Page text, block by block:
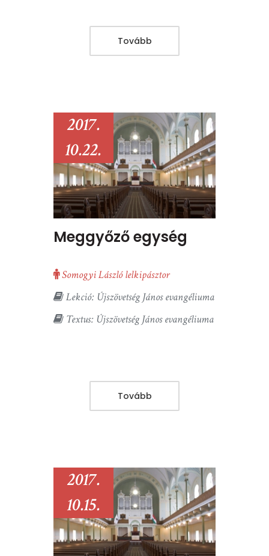
Tovább
Meggyőző egység
2017.
10.22.
Somogyi László lelkipásztor
Lekció: Újszövetség János evangéliuma
Textus: Újszövetség János evangéliuma
Tovább
2017.
10.15.